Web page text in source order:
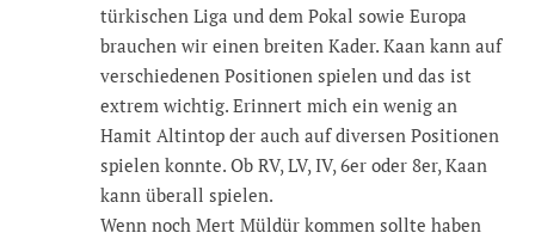
türkischen Liga und dem Pokal sowie Europa
brauchen wir einen breiten Kader. Kaan kann auf
verschiedenen Positionen spielen und das ist
extrem wichtig. Erinnert mich ein wenig an
Hamit Altintop der auch auf diversen Positionen
spielen konnte. Ob RV, LV, IV, 6er oder 8er, Kaan
kann überall spielen.
Wenn noch Mert Müldür kommen sollte haben